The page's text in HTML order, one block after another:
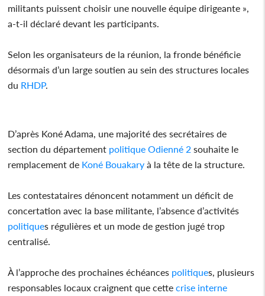
militants puissent choisir une nouvelle équipe dirigeante »,
a-t-il déclaré devant les participants.
Selon les organisateurs de la réunion, la fronde bénéficie
désormais d’un large soutien au sein des structures locales
du RHDP.
D’après Koné Adama, une majorité des secrétaires de
section du département politique Odienné 2 souhaite le
remplacement de Koné Bouakary à la tête de la structure.
Les contestataires dénoncent notamment un déficit de
concertation avec la base militante, l’absence d’activités
politiques régulières et un mode de gestion jugé trop
centralisé.
À l’approche des prochaines échéances politiques, plusieurs
responsables locaux craignent que cette crise interne